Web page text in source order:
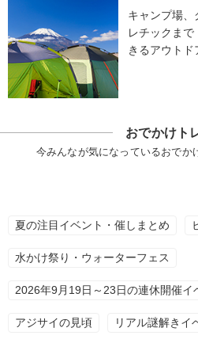
キャンプ場、
レチックま
きるアウトド
おでかけト
今みんなが気になっているおでか
夏の注目イベント・催しまとめ
水かけ祭り・ウォーターフェス
2026年9月19日～23日の連休開催イ
アジサイの見頃 リアル謎解きイ